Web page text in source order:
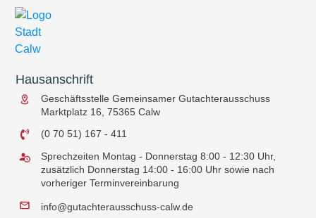
Hausanschrift
Geschäftsstelle Gemeinsamer Gutachterausschuss
Marktplatz 16, 75365 Calw
(0 70 51) 167 - 411
Sprechzeiten Montag - Donnerstag 8:00 - 12:30 Uhr,
zusätzlich Donnerstag 14:00 - 16:00 Uhr sowie nach
vorheriger Terminvereinbarung
info@gutachterausschuss-calw.de